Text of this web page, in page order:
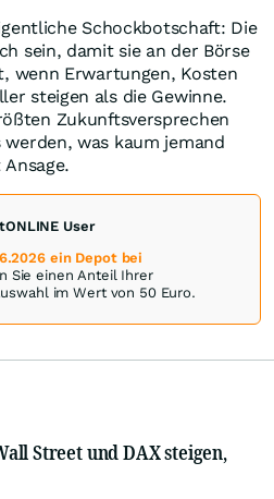
Schockbotschaft: Die
sein, damit sie an der Börse
wenn Erwartungen, Kosten
steigen als die Gewinne.
Zukunftsversprechen
was kaum jemand
User
ein Depot bei
Sie einen Anteil Ihrer
im Wert von 50 Euro.
Street und DAX steigen,